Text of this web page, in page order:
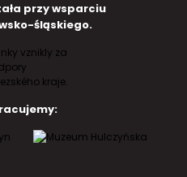
przy wsparciu
śląskiego.